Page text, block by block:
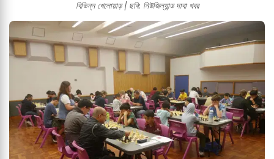
বিভিন্ন খেলোয়াড় | ছবি: নিউজিল্যান্ড দাবা খবর